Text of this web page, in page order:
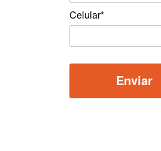
Celular*